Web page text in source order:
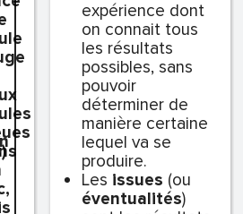
expérience dont
on connait tous
les résultats
possibles, sans
pouvoir
déterminer de
manière certaine
lequel va se
produire.
Les issues (ou
éventualités)